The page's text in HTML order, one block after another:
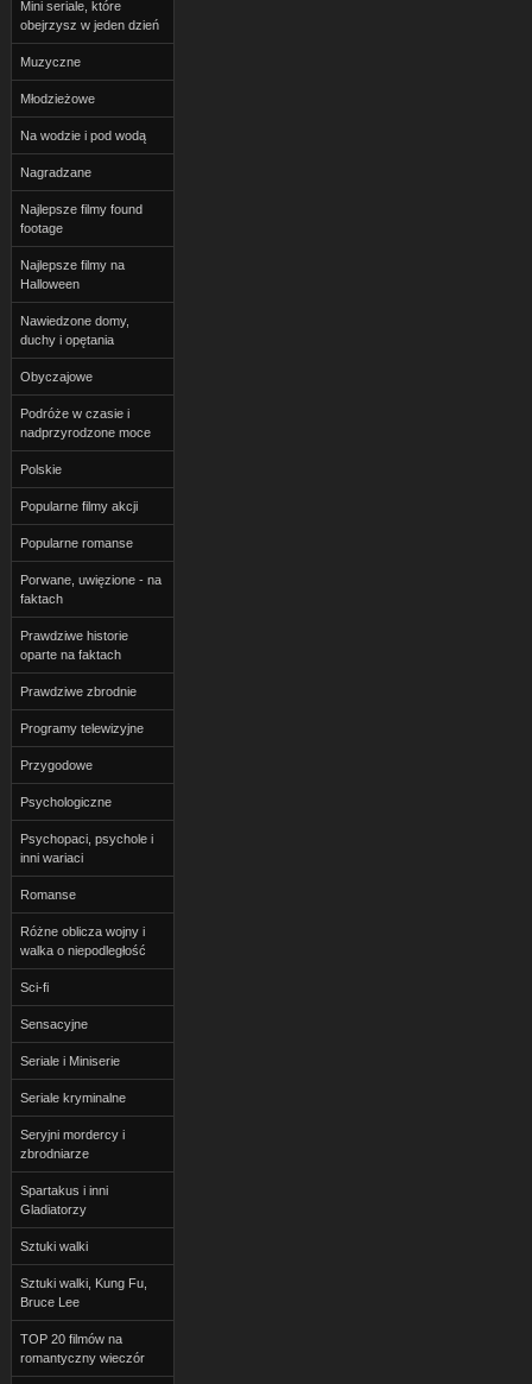
Mini seriale, które
obejrzysz w jeden dzień
Muzyczne
Młodzieżowe
Na wodzie i pod wodą
Nagradzane
Najlepsze filmy found
footage
Najlepsze filmy na
Halloween
Nawiedzone domy,
duchy i opętania
Obyczajowe
Podróże w czasie i
nadprzyrodzone moce
Polskie
Popularne filmy akcji
Popularne romanse
Porwane, uwięzione - na
faktach
Prawdziwe historie
oparte na faktach
Prawdziwe zbrodnie
Programy telewizyjne
Przygodowe
Psychologiczne
Psychopaci, psychole i
inni wariaci
Romanse
Różne oblicza wojny i
walka o niepodległość
Sci-fi
Sensacyjne
Seriale i Miniserie
Seriale kryminalne
Seryjni mordercy i
zbrodniarze
Spartakus i inni
Gladiatorzy
Sztuki walki
Sztuki walki, Kung Fu,
Bruce Lee
TOP 20 filmów na
romantyczny wieczór